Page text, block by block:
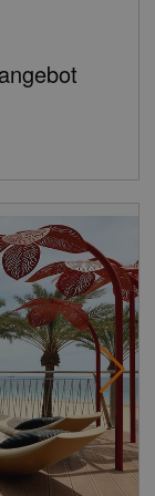
75%
und
befreit. Die
zu
an.Die
nicht
(Bsp.:
für
Monate nach
Hotel muss